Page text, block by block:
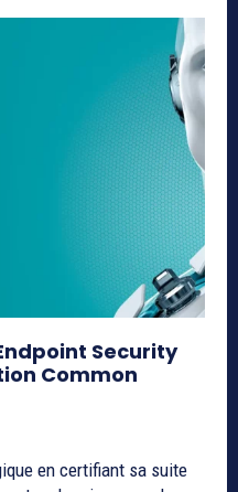
Security
Common
en certifiant sa suite